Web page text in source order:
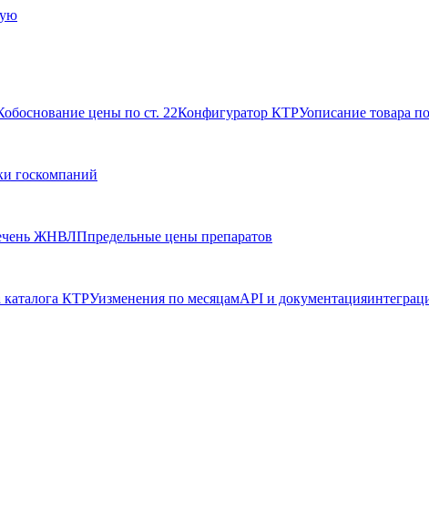
обоснование цены по ст. 22Конфигуратор КТРУописание товара
госкомпаний
ЖНВЛПпредельные цены препаратов
КТРУизменения по месяцамAPI и документация